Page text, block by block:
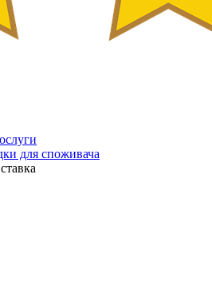
для споживача